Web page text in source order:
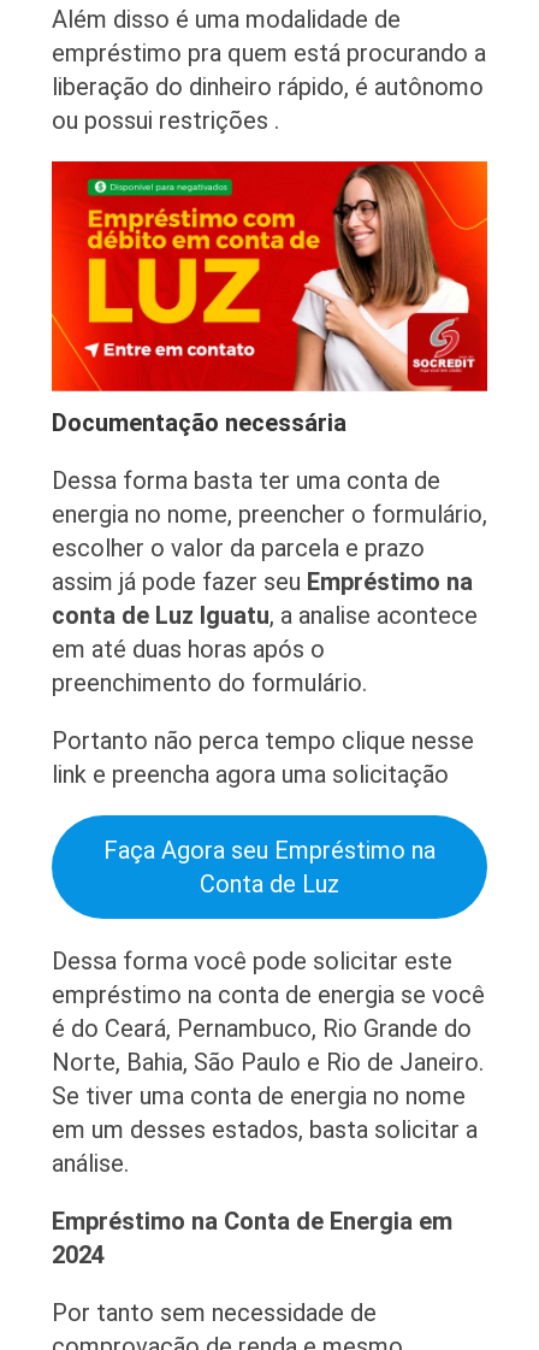
Além disso é uma modalidade de
empréstimo pra quem está procurando a
liberação do dinheiro rápido, é autônomo
ou possui restrições .
Documentação necessária
Dessa forma basta ter uma conta de
energia no nome, preencher o formulário,
escolher o valor da parcela e prazo
assim já pode fazer seu Empréstimo na
conta de Luz Iguatu, a analise acontece
em até duas horas após o
preenchimento do formulário.
Portanto não perca tempo clique nesse
link e preencha agora uma solicitação
Faça Agora seu Empréstimo na
Conta de Luz
Dessa forma você pode solicitar este
empréstimo na conta de energia se você
é do Ceará, Pernambuco, Rio Grande do
Norte, Bahia, São Paulo e Rio de Janeiro.
Se tiver uma conta de energia no nome
em um desses estados, basta solicitar a
análise.
Empréstimo na Conta de Energia em
2024
Por tanto sem necessidade de